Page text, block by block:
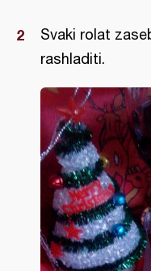
Svaki rolat
rashladiti.